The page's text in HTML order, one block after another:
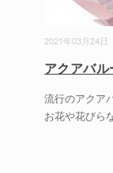
2021年03月24日
アクアバル
流行のアクア
お花や花びら